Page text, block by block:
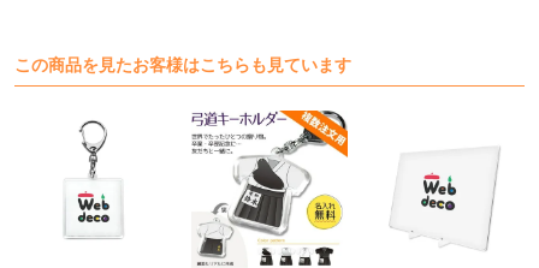
この商品を見たお客様はこちらも見ています